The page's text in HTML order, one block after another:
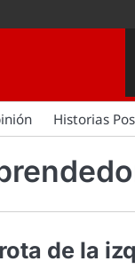
Historias
de la